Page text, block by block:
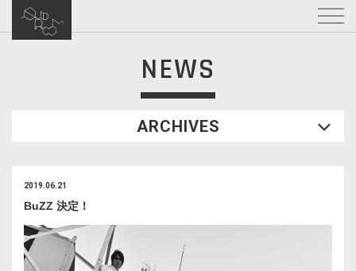
NEWS
ARCHIVES
2019.06.21
BuZZ 決定！